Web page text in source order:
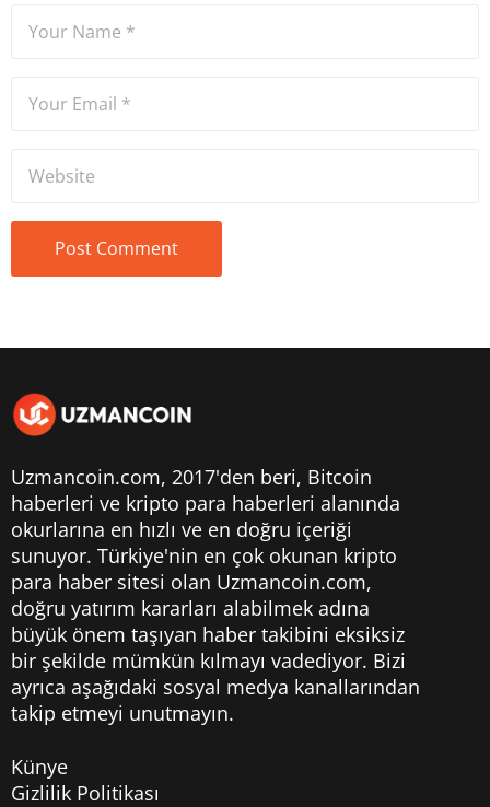
Uzmancoin.com, 2017'den beri, Bitcoin
haberleri ve kripto para haberleri alanında
okurlarına en hızlı ve en doğru içeriği
sunuyor. Türkiye'nin en çok okunan kripto
para haber sitesi olan Uzmancoin.com,
doğru yatırım kararları alabilmek adına
büyük önem taşıyan haber takibini eksiksiz
bir şekilde mümkün kılmayı vadediyor. Bizi
ayrıca aşağıdaki sosyal medya kanallarından
takip etmeyi unutmayın.
Künye
Gizlilik Politikası